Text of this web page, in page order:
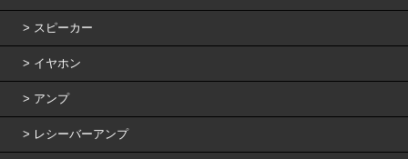
スピーカー
イヤホン
アンプ
レシーバーアンプ